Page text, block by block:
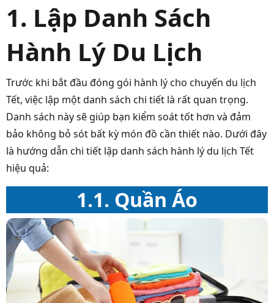
1. Lập Danh Sách
Hành Lý Du Lịch
Trước khi bắt đầu đóng gói hành lý cho chuyến du lịch
Tết, việc lập một danh sách chi tiết là rất quan trọng.
Danh sách này sẽ giúp bạn kiểm soát tốt hơn và đảm
bảo không bỏ sót bất kỳ món đồ cần thiết nào. Dưới đây
là hướng dẫn chi tiết lập danh sách hành lý du lịch Tết
hiệu quả:
1.1. Quần Áo